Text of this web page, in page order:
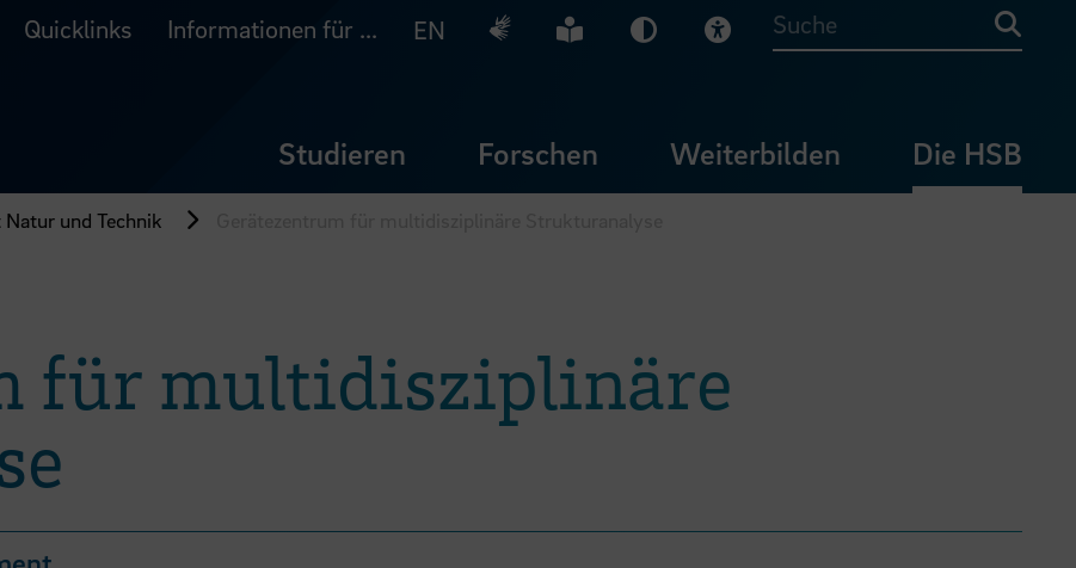
Quicklinks Informationen für ... EN Deutsche Gebärdensprache
Leichte Sprache
Dunkel-Modus
Visuelle Hilfe
Suche
Studieren Forschen Weiterbilden Die HSB
Natur und Technik
für multidisziplinäre